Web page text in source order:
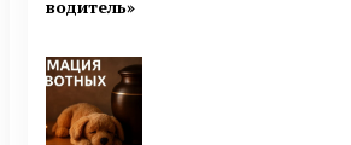
водитель»